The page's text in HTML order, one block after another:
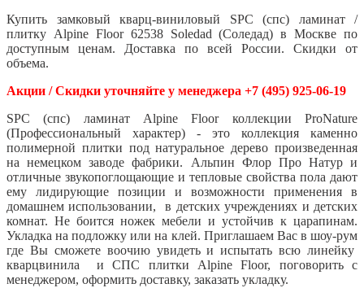
Купить замковый кварц-виниловый SPC (спс) ламинат /
плитку Alpine Floor 62538 Soledad (Соледад) в Москве по
доступным ценам. Доставка по всей России. Скидки от
объема.
Акции / Скидки уточняйте у менеджера +7 (495) 925-06-19
SPC (спс) ламинат Alpine Floor коллекции ProNature
(Профессиональный характер) - это коллекция каменно
полимерной плитки под натуральное дерево произведенная
на немецком заводе фабрики. Альпин Флор Про Натур и
отличные звукопоглощающие и тепловые свойства пола дают
ему лидирующие позиции и возможности применения в
домашнем использовании, в детских учреждениях и детских
комнат. Не боится ножек мебели и устойчив к царапинам.
Укладка на подложку или на клей. Приглашаем Вас в шоу-рум
где Вы сможете воочию увидеть и испытать всю линейку
кварцвинила и СПС плитки Alpine Floor, поговорить с
менеджером, оформить доставку, заказать укладку.